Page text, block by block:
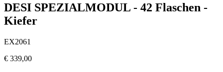
DESI SPEZIALMODUL - 42 Flaschen -
Kiefer
EX2061
€ 339,00